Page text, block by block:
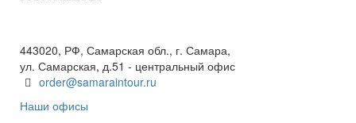
443020, РФ, Самарская обл., г. Самара,
ул. Самарская, д.51 - центральный офис
order@samaraintour.ru
Наши офисы